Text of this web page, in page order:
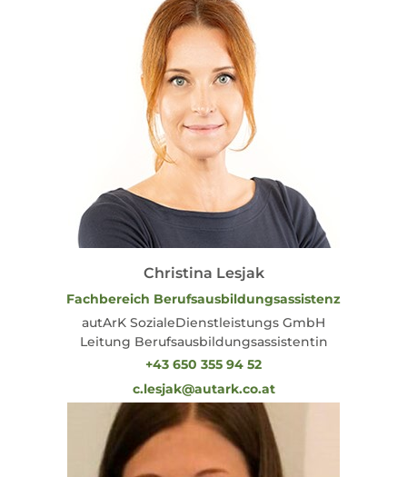
Christina Lesjak
Fachbereich Berufsausbildungsassistenz
autArK SozialeDienstleistungs GmbH
Leitung Berufsausbildungsassistentin
+43 650 355 94 52
c.lesjak@autark.co.at